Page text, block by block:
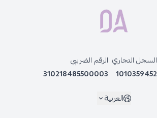
السجل التجاري
1010359452
الرقم الضريبي
310218485500003
العربية